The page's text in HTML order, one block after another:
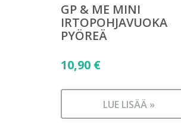
GP & ME MINI
IRTOPOHJAVUOKA
PYÖREÄ
10,90 €
LUE LISÄÄ »